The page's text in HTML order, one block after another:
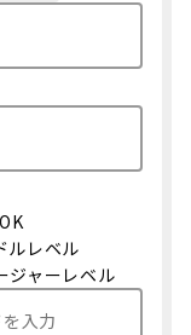
ルレベル
ジャーレベル